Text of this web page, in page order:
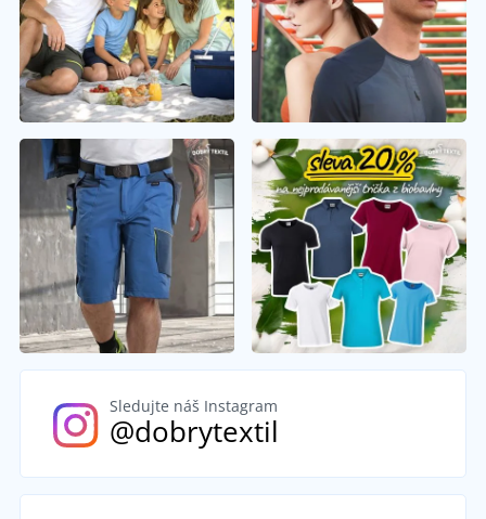
Sledujte náš Instagram
@dobrytextil